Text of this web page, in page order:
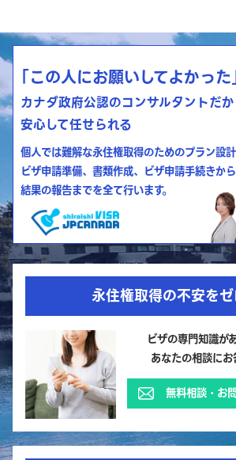
「この人にお願いしてよかっ
カナダ政府公認のコンサルタントだ
安心して任せられる
個人では難解な永住権取得のためのプラン設計
ビザ申請準備、書類作成、ビザ申請手続きから
結果の報告までを全て行います。
永住権取得の不安を
ビザの専門知識が
あなたの相談にお
無料相談・お